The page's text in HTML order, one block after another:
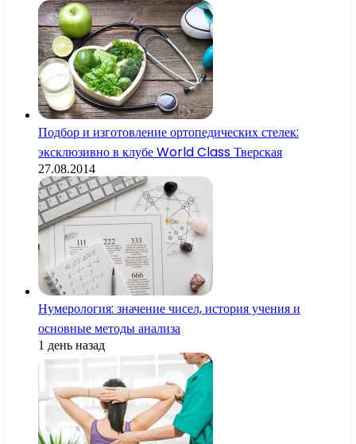
Подбор и изготовление ортопедических стелек:
эксклюзивно в клубе World Class Тверская
27.08.2014
Нумерология: значение чисел, история учения и
основные методы анализа
1 день назад